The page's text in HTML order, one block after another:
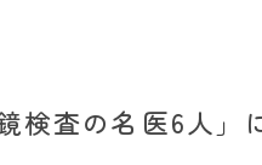
検査の名医6人」